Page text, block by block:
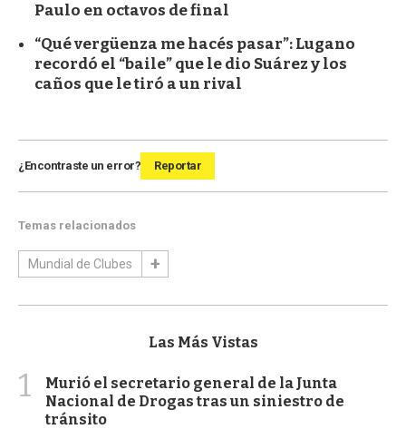
Paulo en octavos de final
“Qué vergüenza me hacés pasar”: Lugano
recordó el “baile” que le dio Suárez y los
caños que le tiró a un rival
¿Encontraste un error? Reportar
Temas relacionados
Mundial de Clubes
Las Más Vistas
1
Murió el secretario general de la Junta
Nacional de Drogas tras un siniestro de
tránsito